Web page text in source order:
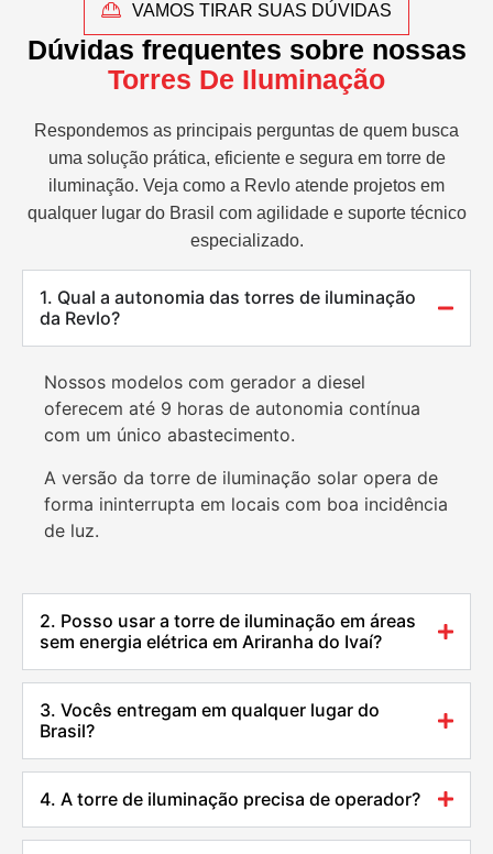
VAMOS TIRAR SUAS DÚVIDAS
Dúvidas frequentes sobre nossas
Torres De Iluminação
Respondemos as principais perguntas de quem busca
uma solução prática, eficiente e segura em torre de
iluminação. Veja como a Revlo atende projetos em
qualquer lugar do Brasil com agilidade e suporte técnico
especializado.
1. Qual a autonomia das torres de iluminação
da Revlo?
Nossos modelos com gerador a diesel
oferecem até 9 horas de autonomia contínua
com um único abastecimento.
A versão da torre de iluminação solar opera de
forma ininterrupta em locais com boa incidência
de luz.
2. Posso usar a torre de iluminação em áreas
sem energia elétrica em Ariranha do Ivaí?
3. Vocês entregam em qualquer lugar do
Brasil?
4. A torre de iluminação precisa de operador?